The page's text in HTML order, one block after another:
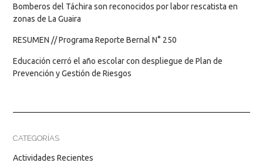
Bomberos del Táchira son reconocidos por labor rescatista en
zonas de La Guaira
RESUMEN // Programa Reporte Bernal N° 250
Educación cerró el año escolar con despliegue de Plan de
Prevención y Gestión de Riesgos
CATEGORÍAS
Actividades Recientes